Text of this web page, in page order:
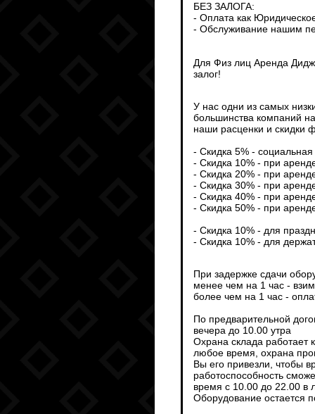
БЕЗ ЗАЛОГА:
- Оплата как
- Обслуживание нашим
Для Физ лиц Аренда
залог!
У нас одни из самых
большинства компаний
наши расценки и скидки
- Скидка 5% -
- Скидка 10% - при
- Скидка 20% - при
- Скидка 30% - при
- Скидка 40% - при
- Скидка 50% - при
- Скидка 10% - для
- Скидка 10% - для
При задержке сдачи
менее чем на 1 час -
более чем на 1 час -
По предварительной
вечера до 10.00 утра
Охрана склада работает
любое время, охрана
Вы его привезли, чтобы
работоспособность
время с 10.00 до 22.00 в
Оборудование остается